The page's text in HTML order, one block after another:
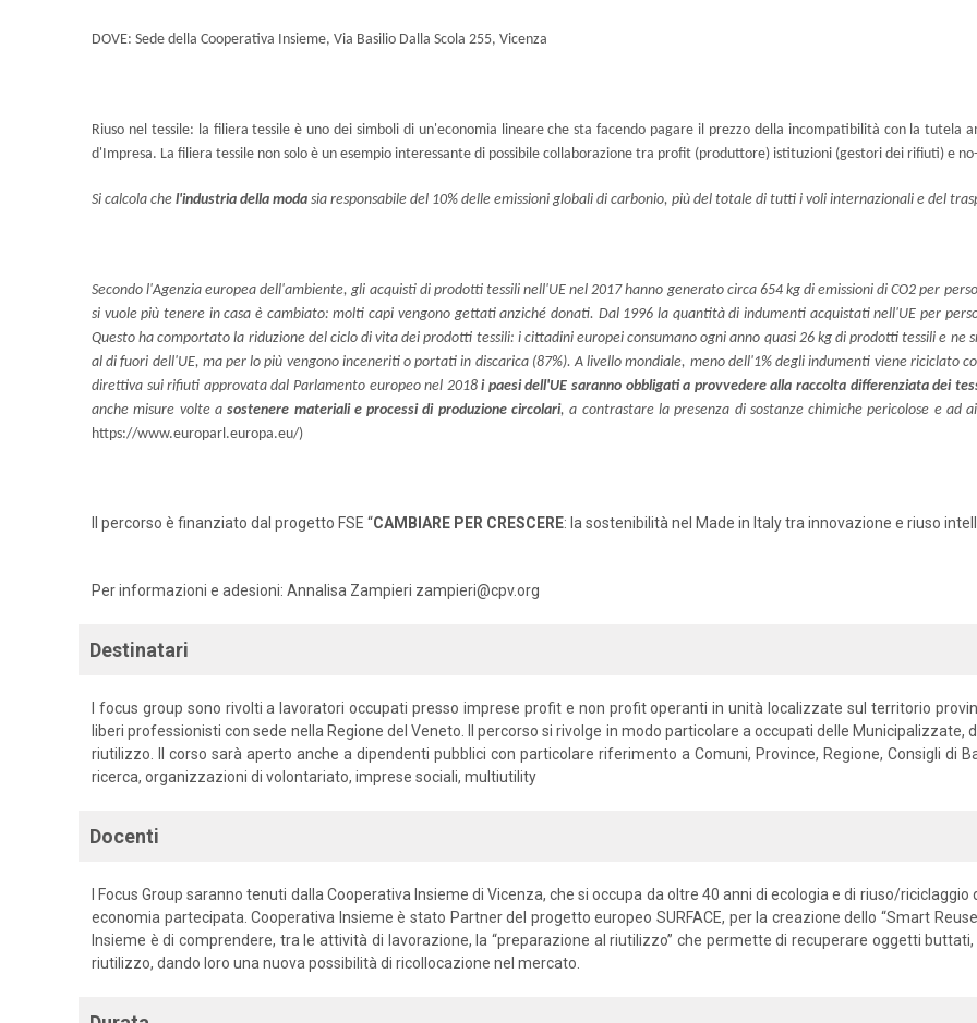
DOVE: Sede della Cooperativa Insieme, Via Basilio Dalla Scola 255, Vicenza
Riuso nel tessile: la filiera tessile è uno dei simboli di un'economia lineare che sta facendo pagare il prezzo della incompatibilità con la tutela
d'Impresa. La filiera tessile non solo è un esempio interessante di possibile collaborazione tra profit (produttore) istituzioni (gestori dei rifiuti) e
Si calcola che l'industria della moda sia responsabile del 10% delle emissioni globali di carbonio, più del totale di tutti i voli internazionali e del
Secondo l'Agenzia europea dell'ambiente, gli acquisti di prodotti tessili nell'UE nel 2017 hanno generato circa 654 kg di emissioni di CO2 per
si vuole più tenere in casa è cambiato: molti capi vengono gettati anziché donati. Dal 1996 la quantità di indumenti acquistati nell'UE per
Questo ha comportato la riduzione del ciclo di vita dei prodotti tessili: i cittadini europei consumano ogni anno quasi 26 kg di prodotti tessili e ne
al di fuori dell'UE, ma per lo più vengono inceneriti o portati in discarica (87%). A livello mondiale, meno dell'1% degli indumenti viene riciclato
direttiva sui rifiuti approvata dal Parlamento europeo nel 2018i paesi dell'UE saranno obbligati a provvedere alla raccolta differenziata dei
anche misure volte asostenere materiali e processi di produzione circolari, a contrastare la presenza di sostanze chimiche pericolose e ad
https://www.europarl.europa.eu/)
Il percorso è finanziato dal progetto FSE “CAMBIARE PER CRESCERE: la sostenibilità nel Made in Italy tra innovazione e riuso
Per informazioni e adesioni: Annalisa Zampieri zampieri@cpv.org
Destinatari
I focus group sono rivolti a lavoratori occupati presso imprese profit e non profit operanti in unità localizzate sul territorio
liberi professionisti con sede nella Regione del Veneto. Il percorso si rivolge in modo particolare a occupati delle Municipalizzate,
riutilizzo. Il corso sarà aperto anche a dipendenti pubblici con particolare riferimento a Comuni, Province, Regione, Consigli di
ricerca, organizzazioni di volontariato, imprese sociali, multiutility
Docenti
I Focus Group saranno tenuti dalla Cooperativa Insieme di Vicenza, che si occupa da oltre 40 anni di ecologia e di riuso/
economia partecipata. Cooperativa Insieme è stato Partner del progetto europeo SURFACE, per la creazione dello “Smart
Insieme è di comprendere, tra le attività di lavorazione, la “preparazione al riutilizzo” che permette di recuperare oggetti
riutilizzo, dando loro una nuova possibilità di ricollocazione nel mercato.